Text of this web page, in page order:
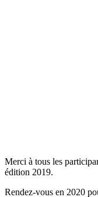
Merci à tous les
édition 2019.
Rendez-vous en 2020